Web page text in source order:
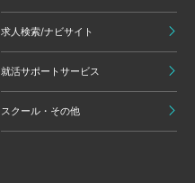
求人検索/ナビサイト
就活サポートサービス
スクール・その他